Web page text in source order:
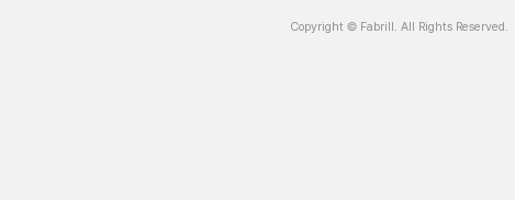
Copyright © Fabrill. All Rights Reserved.